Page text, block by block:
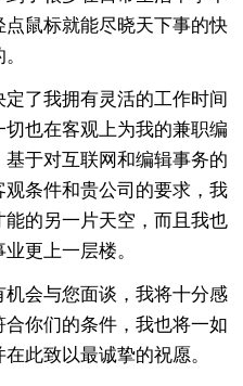
鼠标就能尽晓天下事的快
了我拥有灵活的工作时间
也在客观上为我的兼职编
于对互联网和编辑事务的
条件和贵公司的要求，我
的另一片天空，而且我也
更上一层楼。
会与您面谈，我将十分感
你们的条件，我也将一如
此致以最诚挚的祝愿。